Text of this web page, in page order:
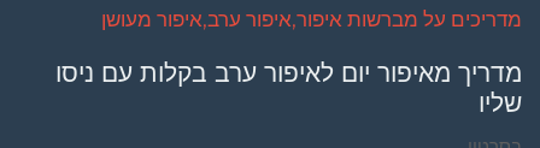
מדריכים על מברשות איפור,איפור ערב,איפור מעושן
מדריך מאיפור יום לאיפור ערב בקלות עם ניסו
שליו